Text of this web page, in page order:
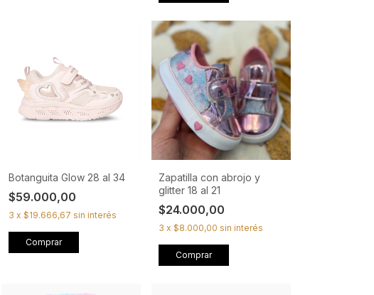
Botanguita Glow 28 al 34
$59.000,00
3 x $19.666,67 sin interés
Comprar
Zapatilla con abrojo y
glitter 18 al 21
$24.000,00
3 x $8.000,00 sin interés
Comprar